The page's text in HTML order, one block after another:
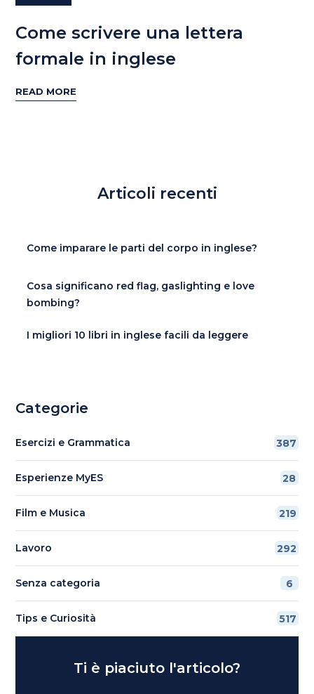
Come scrivere una lettera
formale in inglese
READ MORE
Articoli recenti
Come imparare le parti del corpo in inglese?
Cosa significano red flag, gaslighting e love
bombing?
I migliori 10 libri in inglese facili da leggere
Categorie
Esercizi e Grammatica 387
Esperienze MyES 28
Film e Musica 219
Lavoro 292
Senza categoria 6
Tips e Curiosità 517
Ti è piaciuto l'articolo?